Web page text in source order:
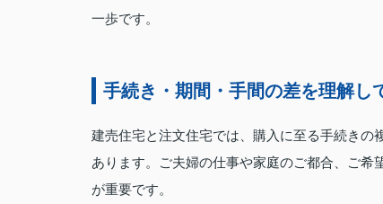
一歩です。
手続き・期間・手間の差を理解し
建売住宅と注文住宅では、購入に至る手続き
あります。ご夫婦の仕事や家庭のご都合、ご
が重要です。